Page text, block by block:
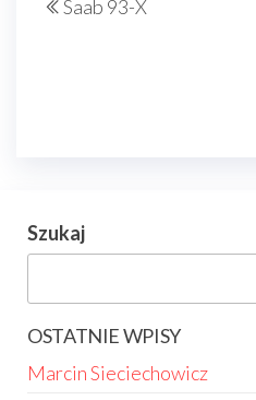
wpisu
wpisSaab 93-X
Szukaj
OSTATNIE WPISY
Marcin Sieciechowicz